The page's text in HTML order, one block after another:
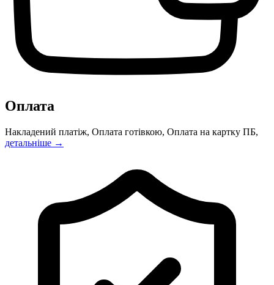
Оплата
Накладений платіж, Оплата готівкою, Оплата на картку ПБ,
детальніше →